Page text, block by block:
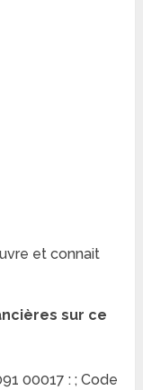
et connait
sur ce
00017 : ; Code